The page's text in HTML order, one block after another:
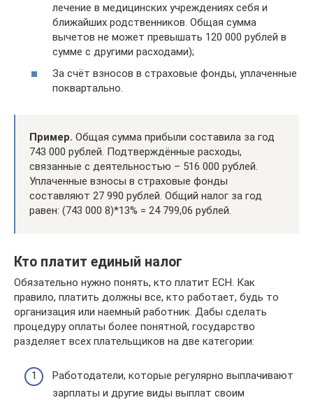
лечение в медицинских учреждениях себя и
ближайших родственников. Общая сумма
вычетов не может превышать 120 000 рублей в
сумме с другими расходами);
За счёт взносов в страховые фонды, уплаченные
поквартально.
Пример. Общая сумма прибыли составила за год
743 000 рублей. Подтверждённые расходы,
связанные с деятельностью – 516 000 рублей.
Уплаченные взносы в страховые фонды
составляют 27 990 рублей. Общий налог за год
равен: (743 000 8)*13% = 24 799,06 рублей.
Кто платит единый налог
Обязательно нужно понять, кто платит ЕСН. Как
правило, платить должны все, кто работает, будь то
организация или наемный работник. Дабы сделать
процедуру оплаты более понятной, государство
разделяет всех плательщиков на две категории:
Работодатели, которые регулярно выплачивают
зарплаты и другие виды выплат своим